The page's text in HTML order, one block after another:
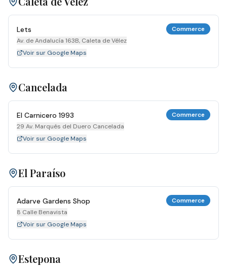
Lets
Av. de Andalucía 163B, Caleta de Vélez
Commerce
Voir sur Google Maps
Cancelada
El Carnicero 1993
29 Av. Marqués del Duero Cancelada
Commerce
Voir sur Google Maps
El Paraíso
Adarve Gardens Shop
8 Calle Benavista
Commerce
Voir sur Google Maps
Estepona